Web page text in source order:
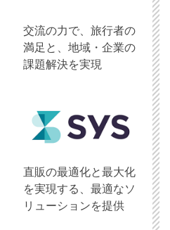
交流の力で、旅行者の
満足と、地域・企業の
課題解決を実現
直販の最適化と最大化
を実現する、最適なソ
リューションを提供